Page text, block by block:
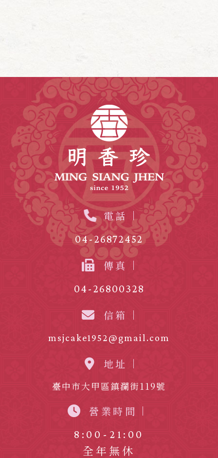
電話
04-26872452
傳真
04-26800328
信箱
msjcake1952@gmail.com
地址
臺中市大甲區鎮瀾街119號
營業時間
8:00-21:00
全年無休